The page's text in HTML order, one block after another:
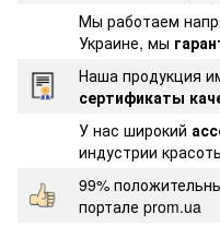
Мы работаем
Украине, мы
Наша продукция
сертификаты
У нас широкий
индустрии
99%
портале prom.ua